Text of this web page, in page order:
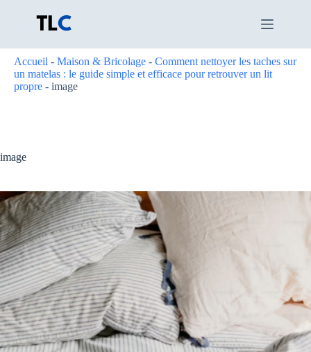
Accueil - Maison & Bricolage - Comment nettoyer les taches sur
un matelas : le guide simple et efficace pour retrouver un lit
propre - image
image